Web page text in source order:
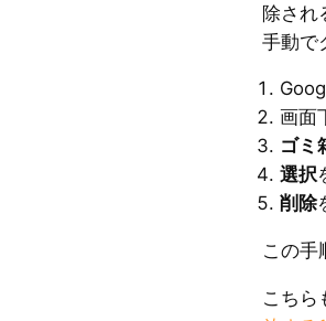
除され
手動で
画面
ゴミ
選択
削除
この手
こちら